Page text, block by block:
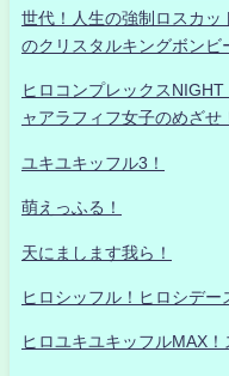
世代！人生の強制ロスカッ
のクリスタルキングボンビ
ヒロコンプレックス
ャアラフィフ女子のめざ
ユキユキッフル3！
萌えっふる！
天にまします我ら！
ヒロシッフル！ヒロシデー
ヒロユキユキッフルMAX！